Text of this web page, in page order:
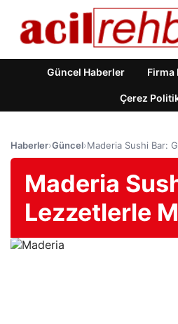
Güncel Haberler Firma
Çerez
Haberler›Güncel›Maderia Sushi Bar:
Maderia
Lezzetlerle